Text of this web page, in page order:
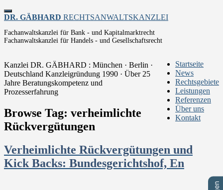
Toggle
navigation
DR. GÄBHARD RECHTSANWALTSKANZLEI
Fachanwaltskanzlei für Bank - und Kapitalmarktrecht
Fachanwaltskanzlei für Handels - und Gesellschaftsrecht
Startseite
News
Rechtsgebiete
Leistungen
Referenzen
Über uns
Kontakt
Kanzlei DR. GÄBHARD : München · Berlin ·
Deutschland Kanzleigründung 1990 · Über 25
Jahre Beratungskompetenz und
Prozesserfahrung
Browse Tag: verheimlichte
Rückvergütungen
Verheimlichte Rückvergütungen und
Kick Backs: Bundesgerichtshof, En